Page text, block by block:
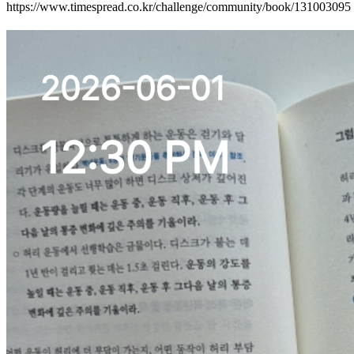
https://www.timespread.co.kr/challenge/community/book/131003095